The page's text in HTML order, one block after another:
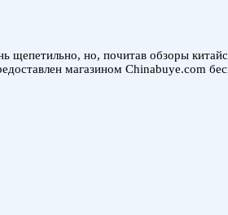
но, почитав обзоры
магазином Chinabuye.com